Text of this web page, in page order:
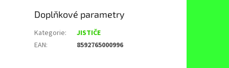
Doplňkové parametry
Kategorie:
JISTIČE
EAN: 8592765000996